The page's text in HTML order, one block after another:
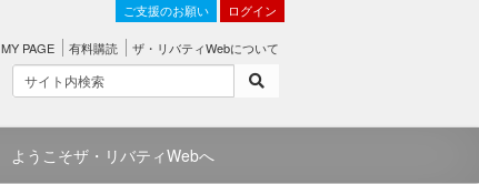
ご支援のお願い ログイン
MY PAGE 有料購読 ザ・リバティWebについて
ようこそザ・リバティWebへ